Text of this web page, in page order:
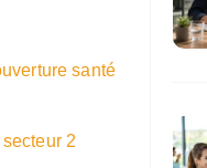
santé
2